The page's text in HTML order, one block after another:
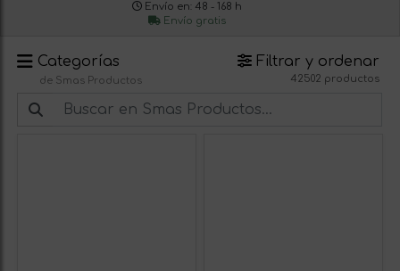
Envío en: 48 - 168 h
Envío gratis
Categorías
de Smas Productos
Filtrar y ordenar
42502 productos